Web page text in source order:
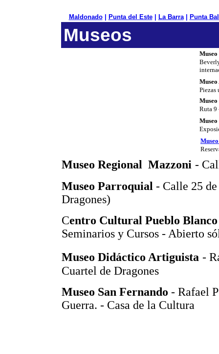
Maldonado Punta del Este| La Barra| Punta
Museos
Museo
Piezas
Ruta 9
Museo Regional Mazzoni -
Museo Parroquial - Calle 25
Dragones)
Centro Cultural Pueblo Blanco
Seminarios y Cursos - Abierto
Museo Didáctico Artiguista -
Cuartel de Dragones
Museo San Fernando - Rafael
Guerra. - Casa de la Cultura